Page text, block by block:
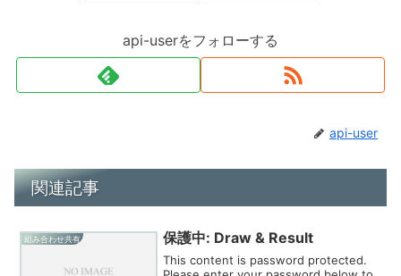
api-userをフォローする
api-user
関連記事
組み合わせ共有 保護中: Draw & Result
This content is password protected.